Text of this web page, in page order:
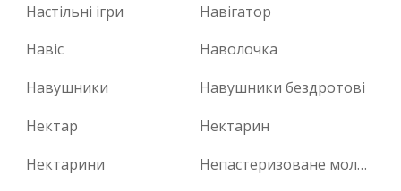
Настільні ігри
Навігатор
Навіс
Наволочка
Навушники
Навушники бездротові
Нектар
Нектарин
Нектарини
Непастеризоване молоко